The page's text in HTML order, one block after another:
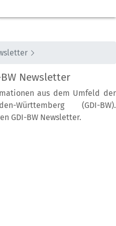
Newsletter
aus dem Umfeld der
Württemberg (GDI-BW).
GDI-BW Newsletter.